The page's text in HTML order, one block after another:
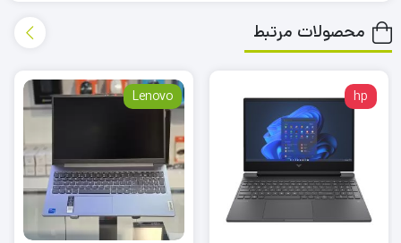
محصولات مرتبط
hp
Lenovo